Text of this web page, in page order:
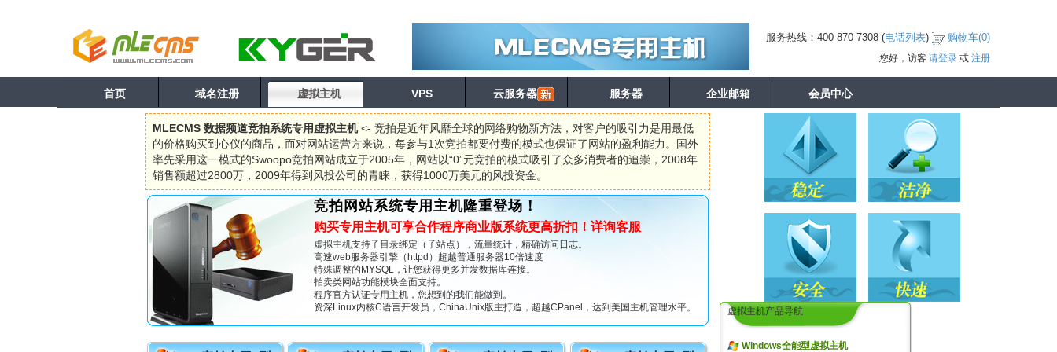
服务热线：400-870-7308 (电话列表) 购物车(0)
您好，访客 请登录或 注册
首页 域名注册 虚拟主机 VPS 云服务器 服务器 企业邮箱 会员中心
MLECMS 数据频道竞拍系统专用虚拟主机<- 竞拍是近年风靡全球的网络购物新方法，对客户的吸引力是用最低
的价格购买到心仪的商品，而对网站运营方来说，每参与1次竞拍都要付费的模式也保证了网站的盈利能力。国外
率先采用这一模式的Swoopo竞拍网站成立于2005年，网站以“0”元竞拍的模式吸引了众多消费者的追崇，2008年
销售额超过2800万，2009年得到风投公司的青睐，获得1000万美元的风投资金。
竞拍网站系统专用主机隆重登场！
购买专用主机可享合作程序商业版系统更高折扣！详询客服
虚拟主机支持子目录绑定（子站点），流量统计，精确访问日志。
高速web服务器引擎（httpd）超越普通服务器10倍速度
特殊调整的MYSQL，让您获得更多并发数据库连接。
拍卖类网站功能模块全面支持。
程序官方认证专用主机，您想到的我们能做到。
资深Linux内核C语言开发员，ChinaUnix版主打造，超越CPanel，达到美国主机管理水平。
虚拟主机产品导航
Windows全能型虚拟主机